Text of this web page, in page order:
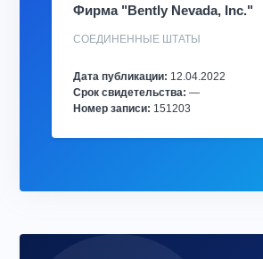
Фирма "Bently Nevada, Inc."
СОЕДИНЕННЫЕ ШТАТЫ
Дата публикации: 12.04.2022
Срок свидетельства: —
Номер записи: 151203